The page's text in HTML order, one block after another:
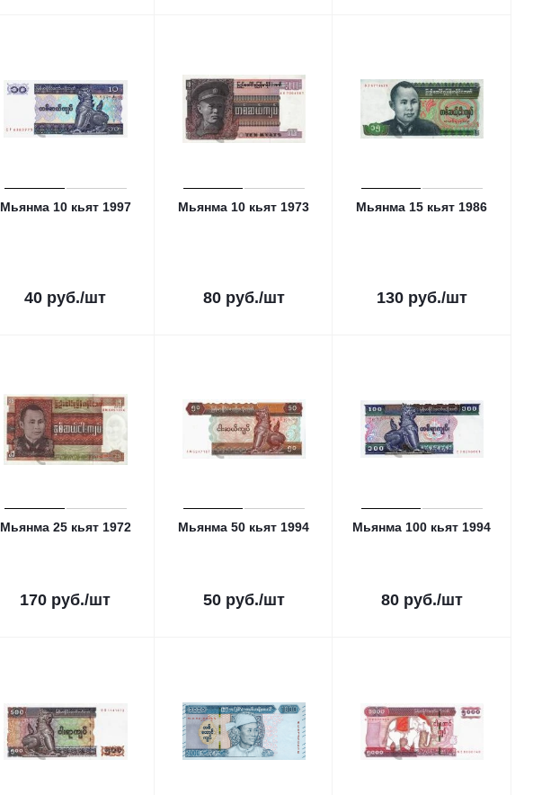
Мьянма 10 кьят 1997
40 руб./шт
Мьянма 10 кьят 1973
80руб./шт
Мьянма 15 кьят 1986
130руб./шт
Мьянма 25 кьят 1972
170 руб./шт
Мьянма 50 кьят 1994
50руб./шт
Мьянма 100 кьят 1994
80руб./шт